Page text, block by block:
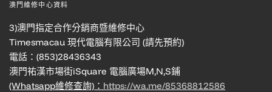
澳門維修中心資料
3)澳門指定合作分銷商暨維修中心
Timesmacau 現代電腦有限公司 (請先預約)
電話：(853)28436343
澳門祐漢市場街iSquare 電腦廣場M,N,S鋪
(Whatsapp維修查詢)： https://wa.me/85368812586